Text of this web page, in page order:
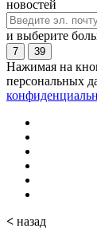
новостей
и выберите
7 39
Нажимая на
персональных
< назад